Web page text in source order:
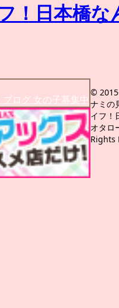
ブログ 女の子募集中
©
ナミの
イフ！
オタロ
Rights